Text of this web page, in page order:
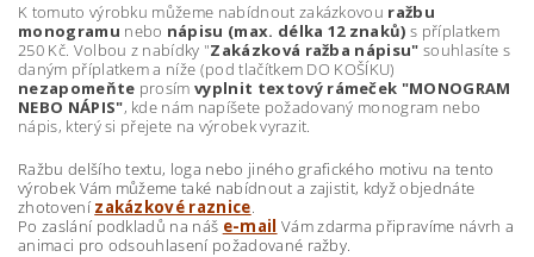
K tomuto výrobku můžeme nabídnout zakázkovou ražbu
monogramu nebo nápisu (max. délka 12 znaků)s příplatkem
250 Kč. Volbou z nabídky "Zakázková ražba nápisu"souhlasíte s
daným příplatkem a níže (pod tlačítkem DO KOŠÍKU)
nezapomeňte prosím vyplnit textový rámeček "MONOGRAM
NEBO NÁPIS", kde nám napíšete požadovaný monogram nebo
nápis, který si přejete na výrobek vyrazit.
Ražbu delšího textu, loga nebo jiného grafického motivu na tento
výrobek Vám můžeme také nabídnout a zajistit, když objednáte
zhotovení zakázkové raznice.
Po zaslání podkladů na náš e-mail Vám zdarma připravíme návrh a
animaci pro odsouhlasení požadované ražby.